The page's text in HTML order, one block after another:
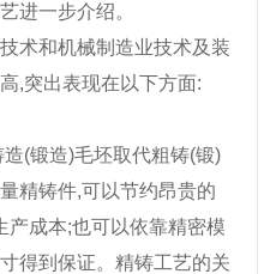
进一步介绍。
术和机械制造业技术及装
,突出表现在以下方面:
(锻造)毛坯取代粗铸(锻)
精铸件,可以节约昂贵的
产成本;也可以依靠精密模
得到保证。精铸工艺的关